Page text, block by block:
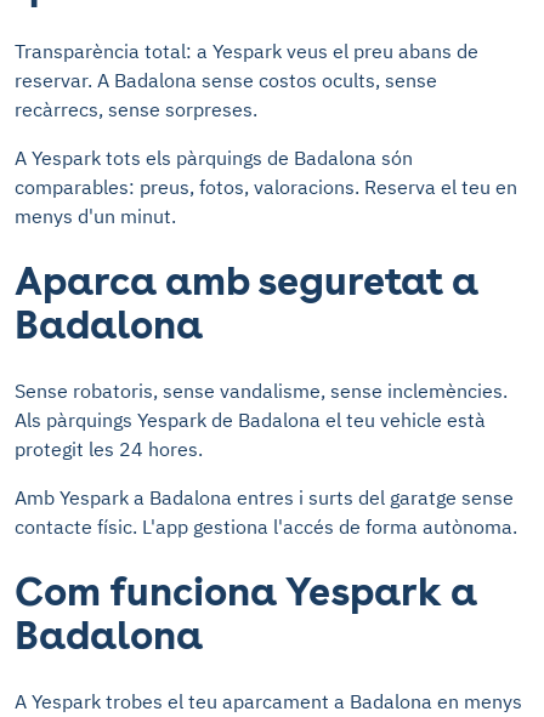
Transparència total: a Yespark veus el preu abans de
reservar. A Badalona sense costos ocults, sense
recàrrecs, sense sorpreses.
A Yespark tots els pàrquings de Badalona són
comparables: preus, fotos, valoracions. Reserva el teu en
menys d'un minut.
Aparca amb seguretat a
Badalona
Sense robatoris, sense vandalisme, sense inclemències.
Als pàrquings Yespark de Badalona el teu vehicle està
protegit les 24 hores.
Amb Yespark a Badalona entres i surts del garatge sense
contacte físic. L'app gestiona l'accés de forma autònoma.
Com funciona Yespark a
Badalona
A Yespark trobes el teu aparcament a Badalona en menys